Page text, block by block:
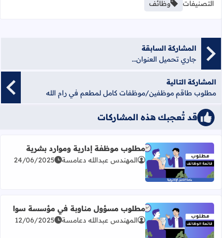
التصنيفات وظائف
المشاركة السابقة
جاري تحميل العنوان...
المشاركة التالية
مطلوب طاقم موظفين/موظفات كامل لمطعم في رام الله
قد تُعجبك هذه المشاركات
اقرأ المزيد عن مطلوب موظفة إدارية وموارد بشرية
مطلوب موظفة إدارية وموارد بشرية
المهندس عبدالله دعامسة 24/06/2025
اقرأ المزيد عن مطلوب مسؤول مناوبة في مؤسسة سوا
مطلوب مسؤول مناوبة في مؤسسة سوا
المهندس عبدالله دعامسة 12/06/2025